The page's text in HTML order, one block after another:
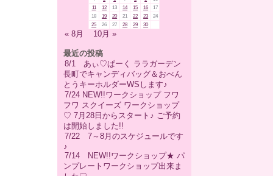
11
12 13 14 15 16
17
18
19 20 21 22 23
24
25
26 27 28 29 30
« 8月 10月 »
最近の投稿
8/1 あぃ♡ぱーく ララガーデン
長町でキャンディバッグ＆おべん
とうキーホルダーWSします♪
7/24 NEW!!ワークショップ フワ
フワ スクイーズ ワークショップ
♡ 7月28日からスタート♪ ご予約
は開始しました!!
7/22 7～8月のスケジュールです
♪
7/14 NEW!!ワークショップ★ パ
ンプレートワークショップ出来ま